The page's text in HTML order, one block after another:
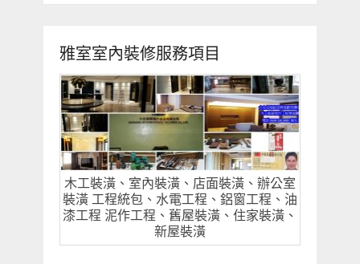
雅室室內裝修服務項目
木工裝潢、室內裝潢、店面裝潢、辦公室
裝潢 工程統包、水電工程、鋁窗工程、油
漆工程 泥作工程、舊屋裝潢、住家裝潢、
新屋裝潢